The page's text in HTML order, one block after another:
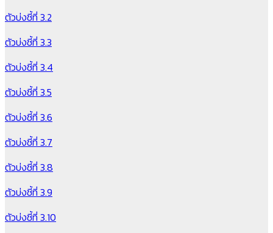
ตัวบ่งชี้ที่ 3.2
ตัวบ่งชี้ที่ 3.3
ตัวบ่งชี้ที่ 3.4
ตัวบ่งชี้ที่ 3.5
ตัวบ่งชี้ที่ 3.6
ตัวบ่งชี้ที่ 3.7
ตัวบ่งชี้ที่ 3.8
ตัวบ่งชี้ที่ 3.9
ตัวบ่งชี้ที่ 3.10